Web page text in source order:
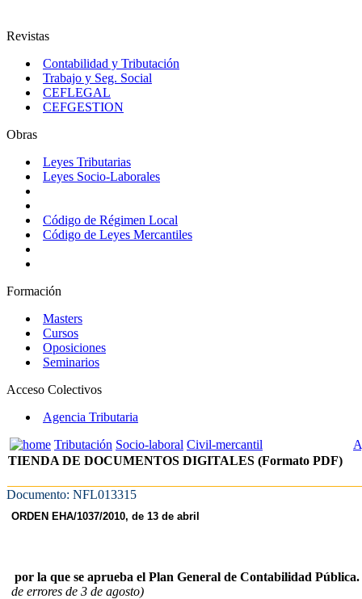
Revistas
Contabilidad y Tributación
Trabajo y Seg. Social
CEFLEGAL
CEFGESTION
Obras
Leyes Tributarias
Leyes Socio-Laborales
Código de Régimen Local
Código de Leyes Mercantiles
Formación
Masters
Cursos
Oposiciones
Seminarios
Acceso Colectivos
Agencia Tributaria
Tributación Socio-laboral Civil-mercantil
TIENDA DE DOCUMENTOS DIGITALES (Formato PDF)
Documento: NFL013315
ORDEN EHA/1037/2010, de 13 de abril
por la que se aprueba el Plan General de Contabilidad Pública.
de errores de 3 de agosto)